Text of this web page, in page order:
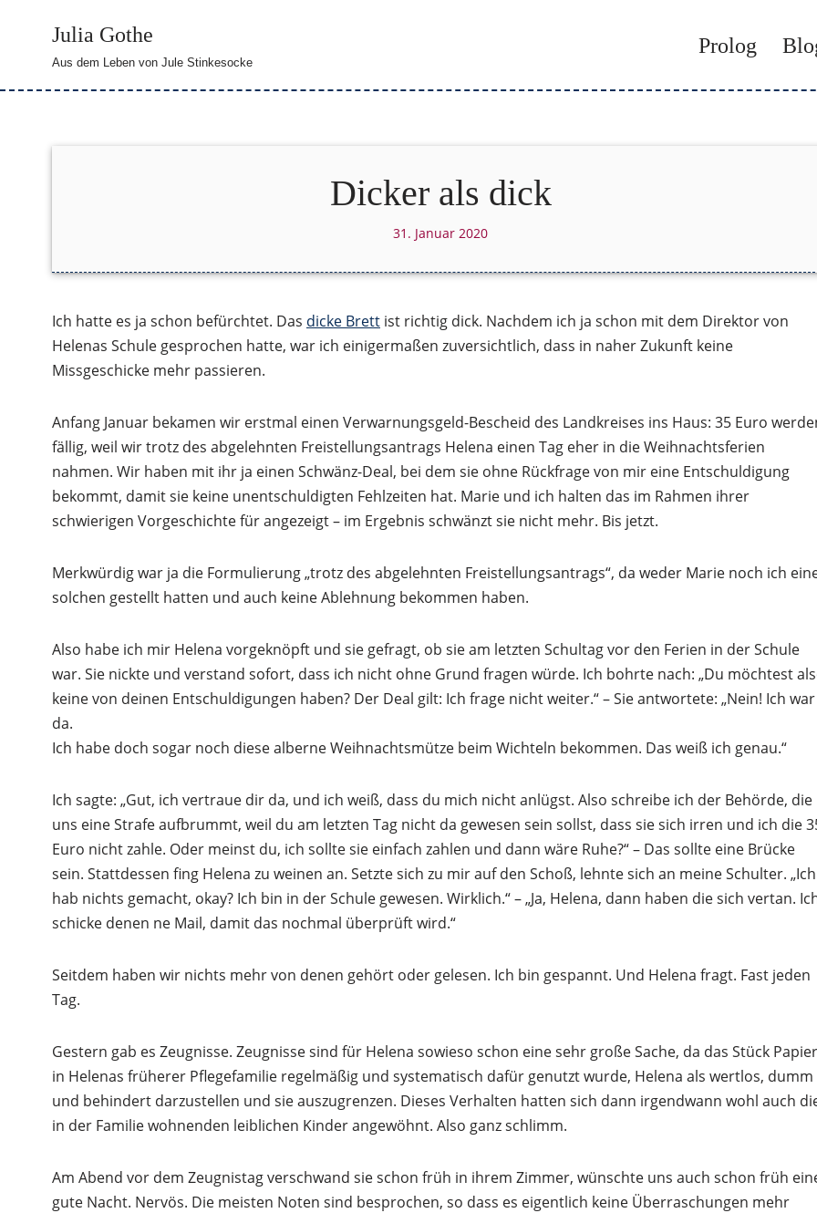
Julia Gothe
Aus dem Leben von Jule Stinkesocke
Prolog
Dicker als dick
31. Januar 2020
Ich hatte es ja schon befürchtet. Das dicke Brett ist richtig dick. Nachdem ich ja schon mit dem Direktor von
Helenas Schule gesprochen hatte, war ich einigermaßen zuversichtlich, dass in naher Zukunft keine
Missgeschicke mehr passieren.
Anfang Januar bekamen wir erstmal einen Verwarnungsgeld-Bescheid des Landkreises ins Haus: 35 Euro
fällig, weil wir trotz des abgelehnten Freistellungsantrags Helena einen Tag eher in die Weihnachtsferien
nahmen. Wir haben mit ihr ja einen Schwänz-Deal, bei dem sie ohne Rückfrage von mir eine Entschuldigung
bekommt, damit sie keine unentschuldigten Fehlzeiten hat. Marie und ich halten das im Rahmen ihrer
schwierigen Vorgeschichte für angezeigt – im Ergebnis schwänzt sie nicht mehr. Bis jetzt.
Merkwürdig war ja die Formulierung „trotz des abgelehnten Freistellungsantrags“, da weder Marie noch ich
solchen gestellt hatten und auch keine Ablehnung bekommen haben.
Also habe ich mir Helena vorgeknöpft und sie gefragt, ob sie am letzten Schultag vor den Ferien in der Schule
war. Sie nickte und verstand sofort, dass ich nicht ohne Grund fragen würde. Ich bohrte nach: „Du möchtest
keine von deinen Entschuldigungen haben? Der Deal gilt: Ich frage nicht weiter.“ – Sie antwortete: „Nein! Ich war
da.
Ich habe doch sogar noch diese alberne Weihnachtsmütze beim Wichteln bekommen. Das weiß ich genau.“
Ich sagte: „Gut, ich vertraue dir da, und ich weiß, dass du mich nicht anlügst. Also schreibe ich der Behörde, die
uns eine Strafe aufbrummt, weil du am letzten Tag nicht da gewesen sein sollst, dass sie sich irren und ich die
Euro nicht zahle. Oder meinst du, ich sollte sie einfach zahlen und dann wäre Ruhe?“ – Das sollte eine Brücke
sein. Stattdessen fing Helena zu weinen an. Setzte sich zu mir auf den Schoß, lehnte sich an meine Schulter. „Ich
hab nichts gemacht, okay? Ich bin in der Schule gewesen. Wirklich.“ – „Ja, Helena, dann haben die sich vertan.
schicke denen ne Mail, damit das nochmal überprüft wird.“
Seitdem haben wir nichts mehr von denen gehört oder gelesen. Ich bin gespannt. Und Helena fragt. Fast jeden
Tag.
Gestern gab es Zeugnisse. Zeugnisse sind für Helena sowieso schon eine sehr große Sache, da das Stück Papier
in Helenas früherer Pflegefamilie regelmäßig und systematisch dafür genutzt wurde, Helena als wertlos, dumm
und behindert darzustellen und sie auszugrenzen. Dieses Verhalten hatten sich dann irgendwann wohl auch
in der Familie wohnenden leiblichen Kinder angewöhnt. Also ganz schlimm.
Am Abend vor dem Zeugnistag verschwand sie schon früh in ihrem Zimmer, wünschte uns auch schon früh
gute Nacht. Nervös. Die meisten Noten sind besprochen, so dass es eigentlich keine Überraschungen mehr